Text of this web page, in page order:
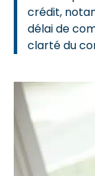
crédit,
délai de
clarté du